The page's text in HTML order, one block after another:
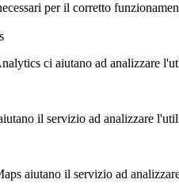
per il corretto
ci aiutano ad analizzare
il servizio ad analizzare
aiutano il servizio ad